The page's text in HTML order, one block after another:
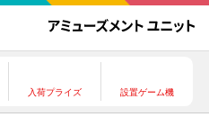
入荷プライズ 設置ゲーム機